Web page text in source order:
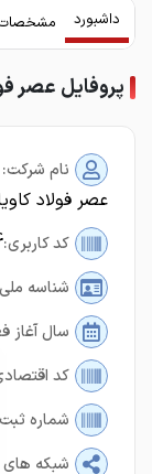
داشبورد
پروفایل عصر
نام شرکت:
عصر فولاد
کد کاربری:
شناسه
سال آغاز
کد
شماره
شبکه های